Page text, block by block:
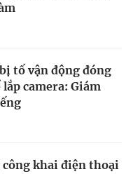
tố vận động đóng
camera: Giám
khai điện thoại